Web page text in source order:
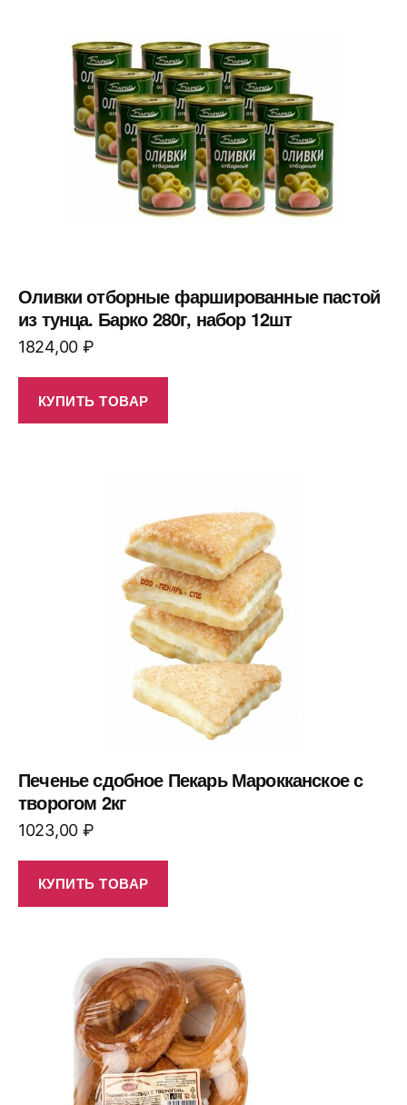
Оливки отборные фаршированные пастой
из тунца. Барко 280г, набор 12шт
1824,00 ₽
КУПИТЬ ТОВАР
Печенье сдобное Пекарь Марокканское с
творогом 2кг
1023,00 ₽
КУПИТЬ ТОВАР